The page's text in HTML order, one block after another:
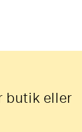
butik eller